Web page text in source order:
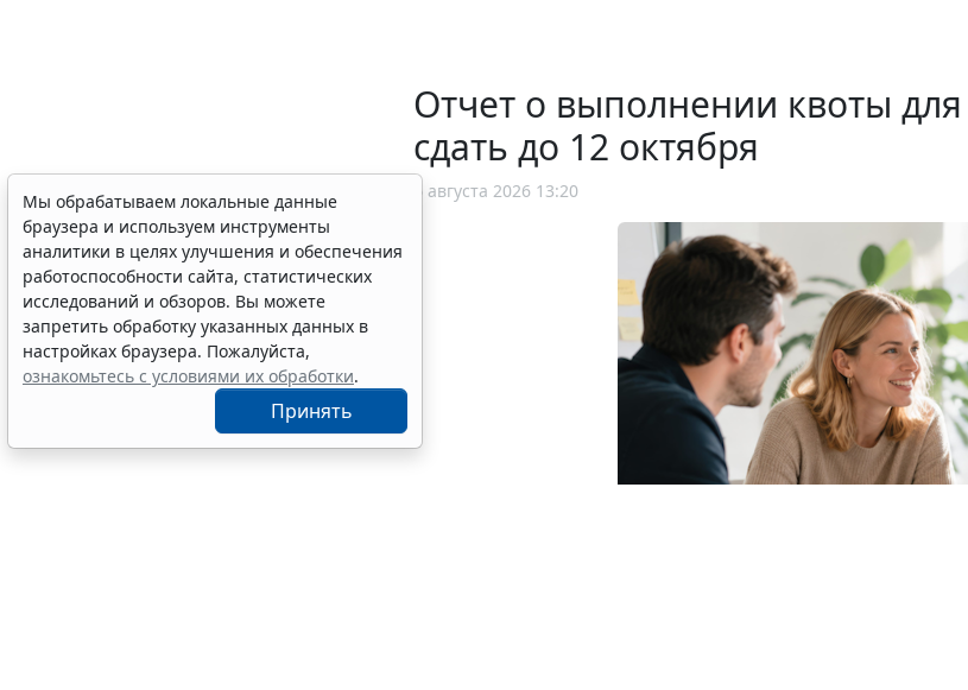
Отчет о выполнении квоты
сдать до 12 октября
6 августа 2026 13:20
Мы обрабатываем локальные данные
браузера и используем инструменты
аналитики в целях улучшения и обеспечения
работоспособности сайта, статистических
исследований и обзоров. Вы можете
запретить обработку указанных данных в
настройках браузера. Пожалуйста,
ознакомьтесь с условиями их обработки.
Принять